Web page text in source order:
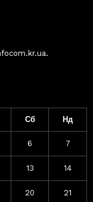
Сб Нд
6 7
13 14
20 21